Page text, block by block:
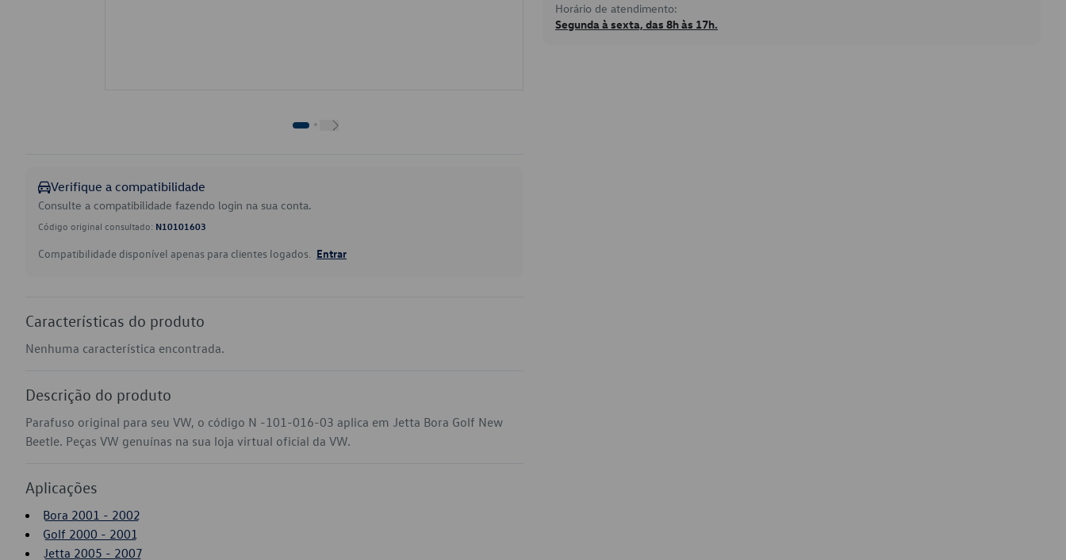
Verifique a compatibilidade
Consulte a compatibilidade fazendo login na sua conta.
Código original consultado: N10101603
Compatibilidade disponível apenas para clientes logados. Entrar
Características do produto
Nenhuma característica encontrada.
Descrição do produto
Parafuso original para seu VW, o código N -101-016-03 aplica em Jetta Bora Golf New
Beetle. Peças VW genuínas na sua loja virtual oficial da VW.
Aplicações
Bora 2001 - 2002
Golf 2000 - 2001
Jetta 2005 - 2007
Horário de atendimento:
Segunda à sexta, das 8h às 17h.